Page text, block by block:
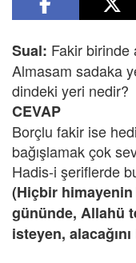
Sual: Fakir birinde
Almasam sadaka
dindeki yeri nedir?
CEVAP
Borçlu fakir ise
bağışlamak çok
Hadis-i şeriflerde
(Hiçbir himayenin
gününde, Allahü
isteyen, alacağını